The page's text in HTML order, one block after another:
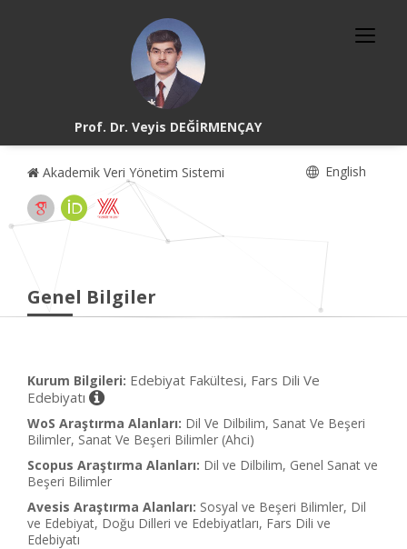
Prof. Dr. Veyis DEĞİRMENÇAY
Akademik Veri Yönetim Sistemi English
Genel Bilgiler
Kurum Bilgileri: Edebiyat Fakültesi, Fars Dili Ve
Edebiyatı
WoS Araştırma Alanları: Dil Ve Dilbilim, Sanat Ve Beşeri
Bilimler, Sanat Ve Beşeri Bilimler (Ahci)
Scopus Araştırma Alanları: Dil ve Dilbilim, Genel Sanat ve
Beşeri Bilimler
Avesis Araştırma Alanları: Sosyal ve Beşeri Bilimler, Dil
ve Edebiyat, Doğu Dilleri ve Edebiyatları, Fars Dili ve
Edebiyatı